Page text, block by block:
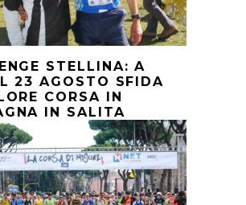
STELLINA: A
23 AGOSTO SFIDA
CORSA IN
IN SALITA